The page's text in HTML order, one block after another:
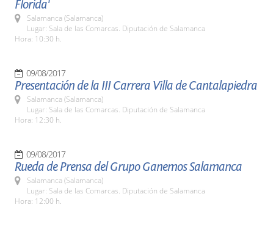
Florida'
Salamanca (Salamanca)
Lugar: Sala de las Comarcas. Diputación de Salamanca
Hora: 10:30 h.
09/08/2017
Presentación de la III Carrera Villa de Cantalapiedra
Salamanca (Salamanca)
Lugar: Sala de las Comarcas. Diputación de Salamanca
Hora: 12:30 h.
09/08/2017
Rueda de Prensa del Grupo Ganemos Salamanca
Salamanca (Salamanca)
Lugar: Sala de las Comarcas. Diputación de Salamanca
Hora: 12:00 h.